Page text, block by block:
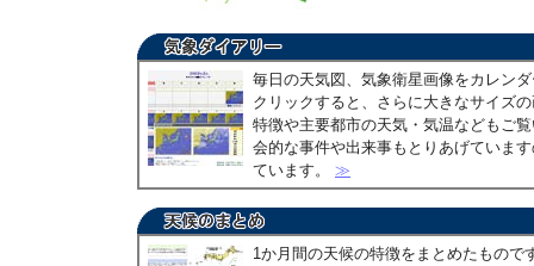
毎日の天気図、気象衛星画像をカレン
クリックすると、さらに大きなサイズ
特徴や主要都市の天気・気温などもご
会的な事件や出来事もとりあげていま
ています。 ≫
1か月間の天候の特徴をまとめたもので